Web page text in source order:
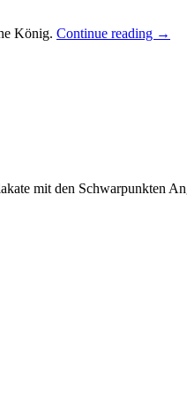
König. Continue reading →
mit den Schwarpunkten